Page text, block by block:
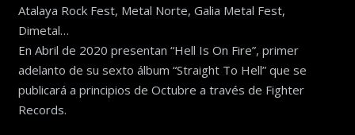
Atalaya Rock Fest, Metal Norte, Galia Metal Fest,
Dimetal…
En Abril de 2020 presentan “Hell Is On Fire”, primer
adelanto de su sexto álbum “Straight To Hell” que se
publicará a principios de Octubre a través de Fighter
Records.